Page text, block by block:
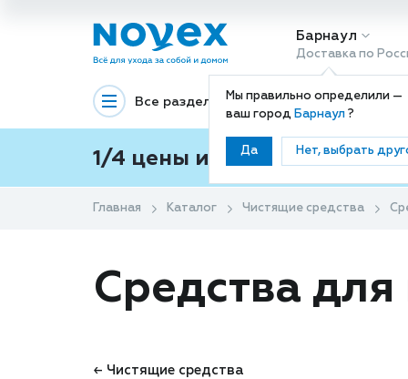
Барнаул
Доставка по
Мы правильно определили —
ваш город Барнаул?
Да Нет, выбрать
Все разделы Декоративная
1/4 цены и покупки ваши с
Главная Каталог Чистящие средства
Средства для
← Чистящие средства